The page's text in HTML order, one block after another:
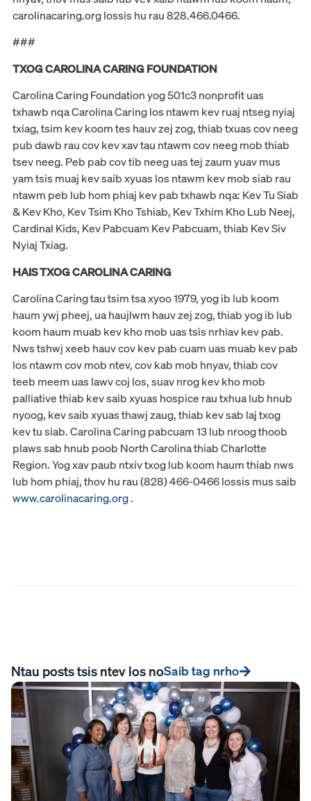
carolinacaring.org lossis hu rau 828.466.0466.
###
TXOG CAROLINA CARINGFOUNDATION
Carolina Caring Foundation yog 501c3 nonprofit uas
txhawb nqa Carolina Caring los ntawm kev ruaj ntseg nyiaj
txiag, tsim kev koom tes hauv zej zog, thiab txuas cov neeg
pub dawb rau cov kev xav tau ntawm cov neeg mob thiab
tsev neeg. Peb pab cov tib neeg uas tej zaum yuav mus
yam tsis muaj kev saib xyuas los ntawm kev mob siab rau
ntawm peb lub hom phiaj kev pab txhawb nqa: Kev Tu Siab
& Kev Kho, Kev Tsim Kho Tshiab, Kev Txhim Kho Lub Neej,
Cardinal Kids, Kev Pabcuam Kev Pabcuam, thiab Kev Siv
Nyiaj Txiag.
HAIS TXOG CAROLINA CARING
Carolina Caring tau tsim tsa xyoo 1979, yog ib lub koom
haum ywj pheej, ua haujlwm hauv zej zog, thiab yog ib lub
koom haum muab kev kho mob uas tsis nrhiav kev pab.
Nws tshwj xeeb hauv cov kev pab cuam uas muab kev pab
los ntawm cov mob ntev, cov kab mob hnyav, thiab cov
teeb meem uas lawv coj los, suav nrog kev kho mob
palliative thiab kev saib xyuas hospice rau txhua lub hnub
nyoog, kev saib xyuas thawj zaug, thiab kev sab laj txog
kev tu siab. Carolina Caring pabcuam 13 lub nroog thoob
plaws sab hnub poob North Carolina thiab Charlotte
Region. Yog xav paub ntxiv txog lub koom haum thiab nws
lub hom phiaj, thov hu rau (828) 466-0466 lossis mus saib
www.carolinacaring.org.
Ntau posts tsis ntev los noSaib tag nrho